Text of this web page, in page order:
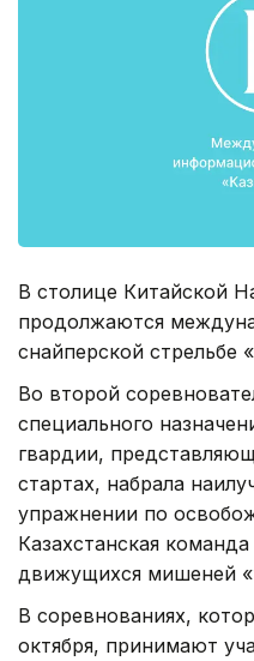
В столице Китайской
продолжаются
снайперской стрельбе
Во второй
специального
гвардии,
стартах, набрала
упражнении по
Казахстанская
движущихся мишеней
В соревнованиях,
октября, принимают